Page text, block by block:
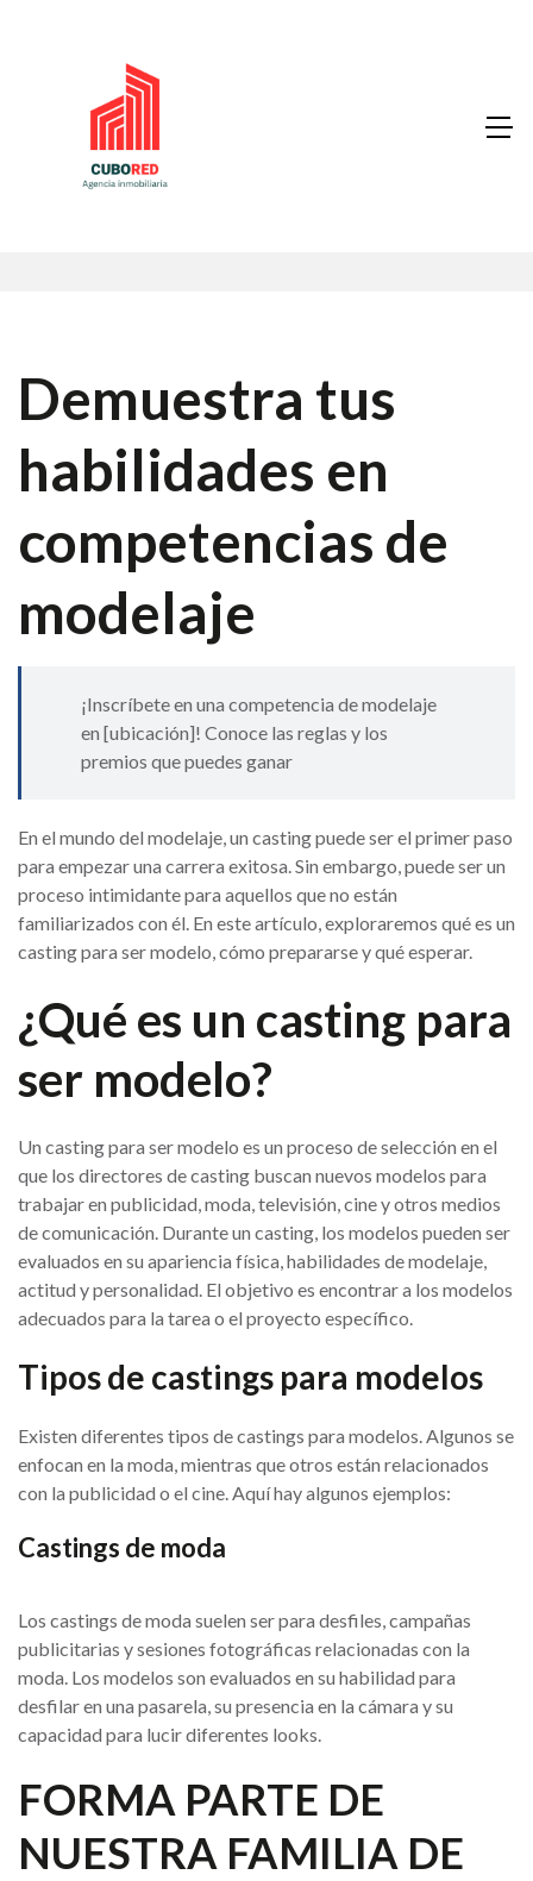
Demuestra tus
habilidades en
competencias de
modelaje
¡Inscríbete en una competencia de modelaje
en [ubicación]! Conoce las reglas y los
premios que puedes ganar
En el mundo del modelaje, un casting puede ser el primer paso
para empezar una carrera exitosa. Sin embargo, puede ser un
proceso intimidante para aquellos que no están
familiarizados con él. En este artículo, exploraremos qué es un
casting para ser modelo, cómo prepararse y qué esperar.
¿Qué es un casting para
ser modelo?
Un casting para ser modelo es un proceso de selección en el
que los directores de casting buscan nuevos modelos para
trabajar en publicidad, moda, televisión, cine y otros medios
de comunicación. Durante un casting, los modelos pueden ser
evaluados en su apariencia física, habilidades de modelaje,
actitud y personalidad. El objetivo es encontrar a los modelos
adecuados para la tarea o el proyecto específico.
Tipos de castings para modelos
Existen diferentes tipos de castings para modelos. Algunos se
enfocan en la moda, mientras que otros están relacionados
con la publicidad o el cine. Aquí hay algunos ejemplos:
Castings de moda
Los castings de moda suelen ser para desfiles, campañas
publicitarias y sesiones fotográficas relacionadas con la
moda. Los modelos son evaluados en su habilidad para
desfilar en una pasarela, su presencia en la cámara y su
capacidad para lucir diferentes looks.
FORMA PARTE DE
NUESTRA FAMILIA DE